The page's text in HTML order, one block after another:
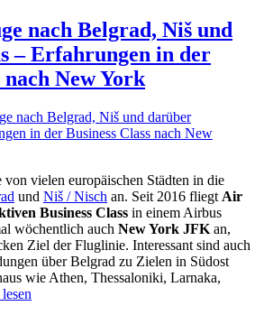
Allan
nach Belgrad, Niš und
– Erfahrungen in der
nach New York
von vielen europäischen Städten in die
und Niš / Nisch an. Seit 2016 fliegt Air
Business Class in einem Airbus
wöchentlich auch New York JFK an,
Ziel der Fluglinie. Interessant sind auch
über Belgrad zu Zielen in Südost
wie Athen, Thessaloniki, Larnaka,